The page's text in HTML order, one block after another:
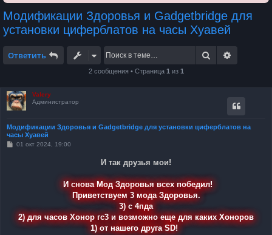
Модификации Здоровья и Gadgetbridge для
установки циферблатов на часы Хуавей
Ответить Поиск
2 сообщения • Страница 1 из 1
Valery
Администратор
Модификации Здоровья и Gadgetbridge для установки циферблатов на
часы Хуавей
С01 окт 2024, 19:00
И так друзья мои!
И снова Мод Здоровья всех победил!
Приветствуем 3 мода Здоровья.
3) с 4пда
2) для часов Хонор гс3 и возможно еще для каких Хоноров
1) от нашего друга SD!